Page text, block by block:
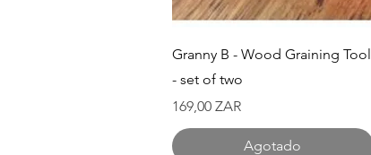
Vista rápida
Granny B - Wood Graining Tool
- set of two
Precio
169,00 ZAR
Agotado